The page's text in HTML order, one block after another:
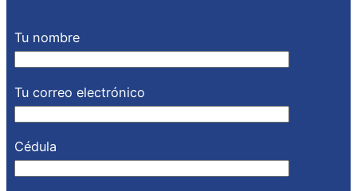
Tu nombre
Tu correo electrónico
Cédula